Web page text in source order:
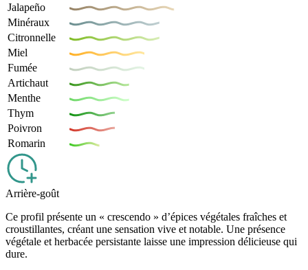
Jalapeño
Minéraux
Citronnelle
Miel
Fumée
Artichaut
Menthe
Thym
Poivron
Romarin
Arrière-goût
Ce profil présente un « crescendo » d’épices végétales fraîches et
croustillantes, créant une sensation vive et notable. Une présence
végétale et herbacée persistante laisse une impression délicieuse qui
dure.